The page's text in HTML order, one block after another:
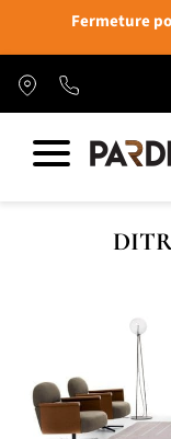
Fermeture